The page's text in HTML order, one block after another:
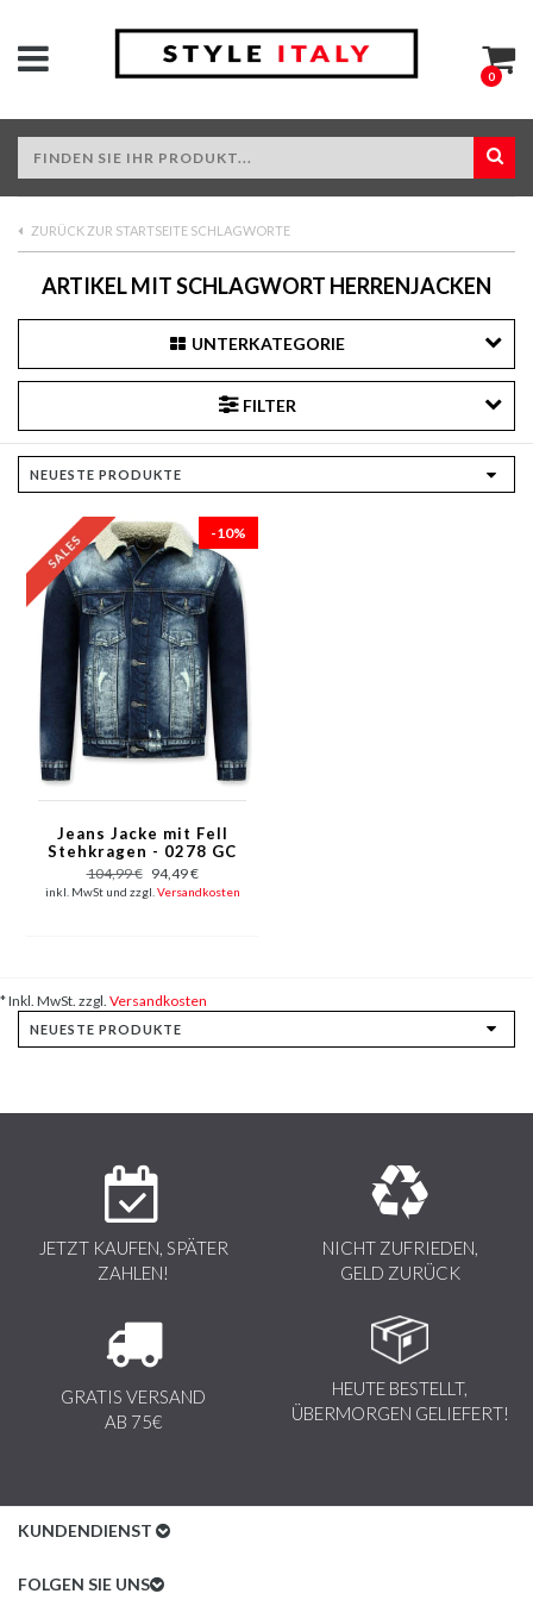
0
ZURÜCK ZUR STARTSEITE SCHLAGWORTE
ARTIKEL MIT SCHLAGWORT HERRENJACKEN
UNTERKATEGORIE
FILTER
-10%
Jeans Jacke mit Fell
Stehkragen - 0278 GC
- Blau
104,99 € 94,49 €
inkl. MwSt und zzgl. Versandkosten
* Inkl. MwSt. zzgl. Versandkosten
JETZT KAUFEN, SPÄTER
ZAHLEN!
NICHT ZUFRIEDEN,
GELD ZURÜCK
GRATIS VERSAND
AB 75€
HEUTE BESTELLT,
ÜBERMORGEN GELIEFERT!
KUNDENDIENST
Kundenservice
FOLGEN SIE UNS